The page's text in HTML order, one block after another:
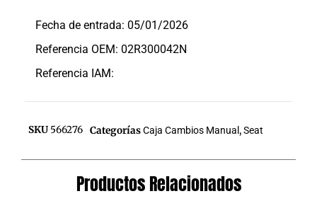
Fecha de entrada: 05/01/2026
Referencia OEM: 02R300042N
Referencia IAM:
SKU 566276 CategoríasCaja Cambios Manual ,Seat
Productos Relacionados